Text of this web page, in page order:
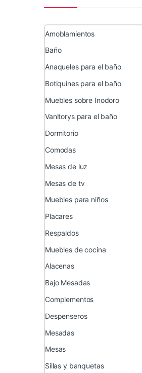
Amoblamientos
Baño
Anaqueles para el baño
Botiquines para el baño
Muebles sobre Inodoro
Vanitorys para el baño
Dormitorio
Comodas
Mesas de luz
Mesas de tv
Muebles para niños
Placares
Respaldos
Muebles de cocina
Alacenas
Bajo Mesadas
Complementos
Despenseros
Mesadas
Mesas
Sillas y banquetas